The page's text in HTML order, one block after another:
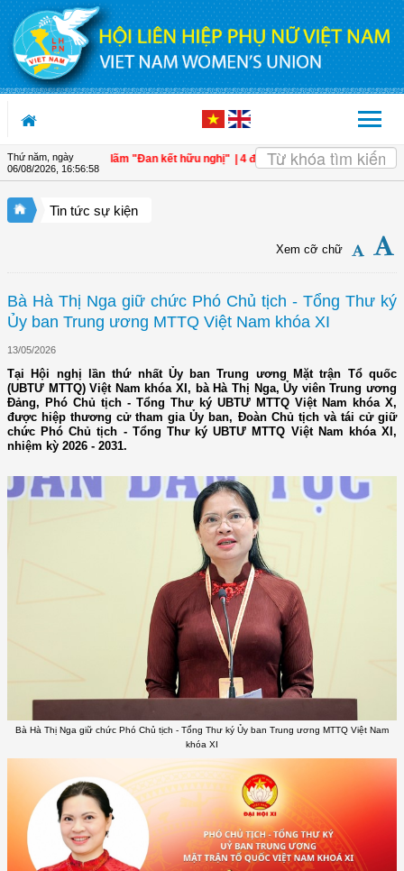
Truy cập nội dung luôn
Thứ năm, ngày
06/08/2026, 16:56:59
Lan qua triển lãm "Đan kết hữu nghị" | 4 định hướng về công tác Gia đình -
Tin tức sự kiện
Xem cỡ chữ
Bà Hà Thị Nga giữ chức Phó Chủ tịch - Tổng Thư ký
Ủy ban Trung ương MTTQ Việt Nam khóa XI
13/05/2026
Tại Hội nghị lần thứ nhất Ủy ban Trung ương Mặt trận Tổ quốc
(UBTƯ MTTQ) Việt Nam khóa XI, bà Hà Thị Nga, Ủy viên Trung ương
Đảng, Phó Chủ tịch - Tổng Thư ký UBTƯ MTTQ Việt Nam khóa X,
được hiệp thương cử tham gia Ủy ban, Đoàn Chủ tịch và tái cử giữ
chức Phó Chủ tịch - Tổng Thư ký UBTƯ MTTQ Việt Nam khóa XI,
nhiệm kỳ 2026 - 2031.
Bà Hà Thị Nga giữ chức Phó Chủ tịch - Tổng Thư ký Ủy ban Trung ương MTTQ Việt Nam
khóa XI